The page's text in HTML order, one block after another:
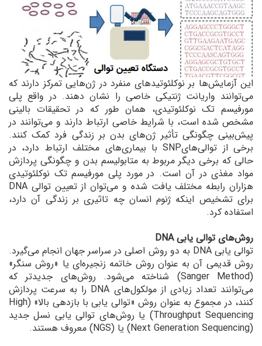
این آزمایش‌ها بر نوکلئوتیدهای منفرد در ژن‌هایی تمرکز دارند که
می‌توانند واریانت ژنتیکی خاصی را نشان دهند. در واقع پلی
مورفیسم تک نوکلئوتیدی، همان طور که در تحقیقات بالینی
مشخص شده است، با شرایط خاصی ارتباط دارند و می‌توانند در
پیش‌بینی چگونگی تأثیر ژن‌های بدن بر زندگی فرد کمک کنند.
برخی از توالی‌هایSNP ‌با بیماری‌های مختلف ارتباط دارد، در
حالی که برخی دیگر مربوط به متابولیسم بدن و چگونگی پردازش
مواد مغذی در آن است. در مورد پلی مورفیسم تک نوکلئوتیدی
هزاران رابطه مختلف یافت شده و می‌توان از تعیین توالی DNA
برای تشخیص اینکه ژنوم انسان چه تاثیری بر زندگی آن دارد،
استفاده کرد.
روش‌های توالی یابی DNA
توالی یابی DNA به دو روش اصلی در سراسر جهان انجام می‌گیرد.
روش قدیمی آن به عنوان روش خاتمه زنجیره‌ای یا «روش سنگر»
(Sanger Method) شناخته می‌شود. روش‌های جدیدتر که
می‌توانند تعداد زیادی از مولکول‌های DNA را به سرعت پردازش
کنند، در مجموع به عنوان روش «توالی ‌یابی با بازدهی بالا» (High
Throughput Sequencing) یا روش‌های توالی یابی نسل جدید
(Next Generation Sequencing) یا (NGS) معروف هستند.